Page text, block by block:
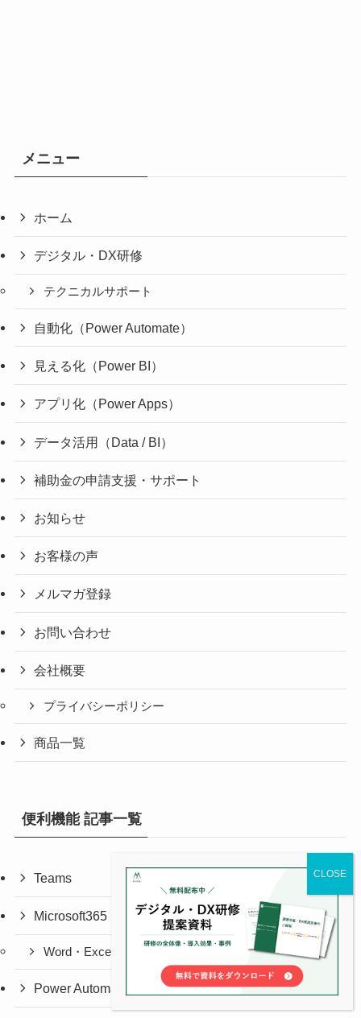
メニュー
ホーム
デジタル・DX研修
テクニカルサポート
自動化（Power Automate）
見える化（Power BI）
アプリ化（Power Apps）
データ活用（Data / BI）
補助金の申請支援・サポート
お知らせ
お客様の声
メルマガ登録
お問い合わせ
会社概要
プライバシーポリシー
商品一覧
便利機能 記事一覧
Teams
Microsoft365
Word・Excel・PPT
Power Automate